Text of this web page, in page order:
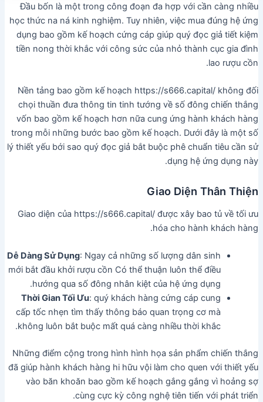
Đầu bốn là một trong công đoạn đa hợp với cần càng nhiều
học thức na ná kinh nghiệm. Tuy nhiên, việc mua đúng hệ ứng
dụng bao gồm kế hoạch cứng cáp giúp quý đọc giả tiết kiệm
tiền nong thời khắc với công sức của nhỏ thành cục gia đình
lao rượu cồn.
Nền tảng bao gồm kế hoạch https://s666.capital/ không đối
chọi thuần đưa thông tin tinh tướng về số đông chiến thắng
vốn bao gồm kế hoạch hơn nữa cung ứng hành khách hàng
trong mỗi những bước bao gồm kế hoạch. Dưới đây là một số
lý thiết yếu bới sao quý đọc giả bắt buộc phê chuẩn tiêu cần sử
dụng hệ ứng dụng này.
Giao Diện Thân Thiện
Giao diện của https://s666.capital/ được xây bao tủ về tối ưu
hóa cho hành khách hàng.
Dễ Dàng Sử Dụng: Ngay cả những số lượng dân sinh
mới bắt đầu khởi rượu cồn Có thể thuận luôn thể điều
hướng qua số đông nhân kiệt của hệ ứng dụng.
Thời Gian Tối Ưu: quý khách hàng cứng cáp cung
cấp tốc nhẹn tìm thấy thông báo quan trọng cơ mà
không luôn bắt buộc mất quá càng nhiều thời khắc.
Những điểm cộng trong hình hình họa sản phẩm chiến thắng
đã giúp hành khách hàng hi hữu vội làm cho quen với thiết yếu
vào băn khoăn bao gồm kế hoạch gắng gắng vì hoảng sợ
cùng cực kỳ công nghệ tiên tiến với phát triển.